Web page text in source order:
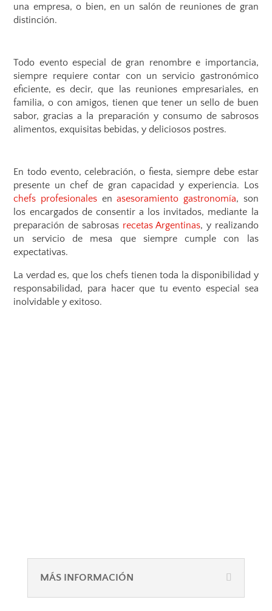
una empresa, o bien, en un salón de reuniones de gran
distinción.
Todo evento especial de gran renombre e importancia,
siempre requiere contar con un servicio gastronómico
eficiente, es decir, que las reuniones empresariales, en
familia, o con amigos, tienen que tener un sello de buen
sabor, gracias a la preparación y consumo de sabrosos
alimentos, exquisitas bebidas, y deliciosos postres.
En todo evento, celebración, o fiesta, siempre debe estar
presente un chef de gran capacidad y experiencia. Los
chefs profesionales enasesoramiento gastronomía, son
los encargados de consentir a los invitados, mediante la
preparación de sabrosas recetas Argentinas, y realizando
un servicio de mesa que siempre cumple con las
expectativas.
La verdad es, que los chefs tienen toda la disponibilidad y
responsabilidad, para hacer que tu evento especial sea
inolvidable y exitoso.
MÁS INFORMACIÓN